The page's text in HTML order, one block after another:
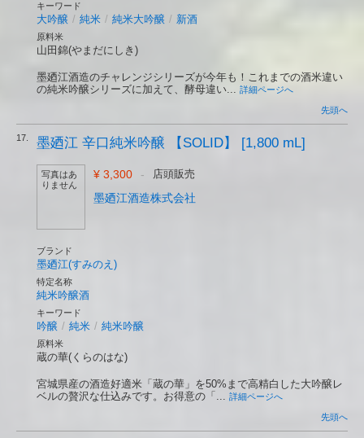
キーワード
大吟醸 / 純米 / 純米大吟醸 / 新酒
原料米
山田錦(やまだにしき)
墨廼江酒造のチャレンジシリーズが今年も！これまでの酒米違い
の純米吟醸シリーズに加えて、酵母違い... 詳細ページへ
先頭へ
17. 墨廼江 辛口純米吟醸 【SOLID】 [1,800 mL]
写真はあ
りません
¥ 3,300 - 店頭販売
墨廼江酒造株式会社
ブランド
墨廼江(すみのえ)
特定名称
純米吟醸酒
キーワード
吟醸 / 純米 / 純米吟醸
原料米
蔵の華(くらのはな)
宮城県産の酒造好適米「蔵の華」を50%まで高精白した大吟醸レ
ベルの贅沢な仕込みです。お得意の「... 詳細ページへ
先頭へ